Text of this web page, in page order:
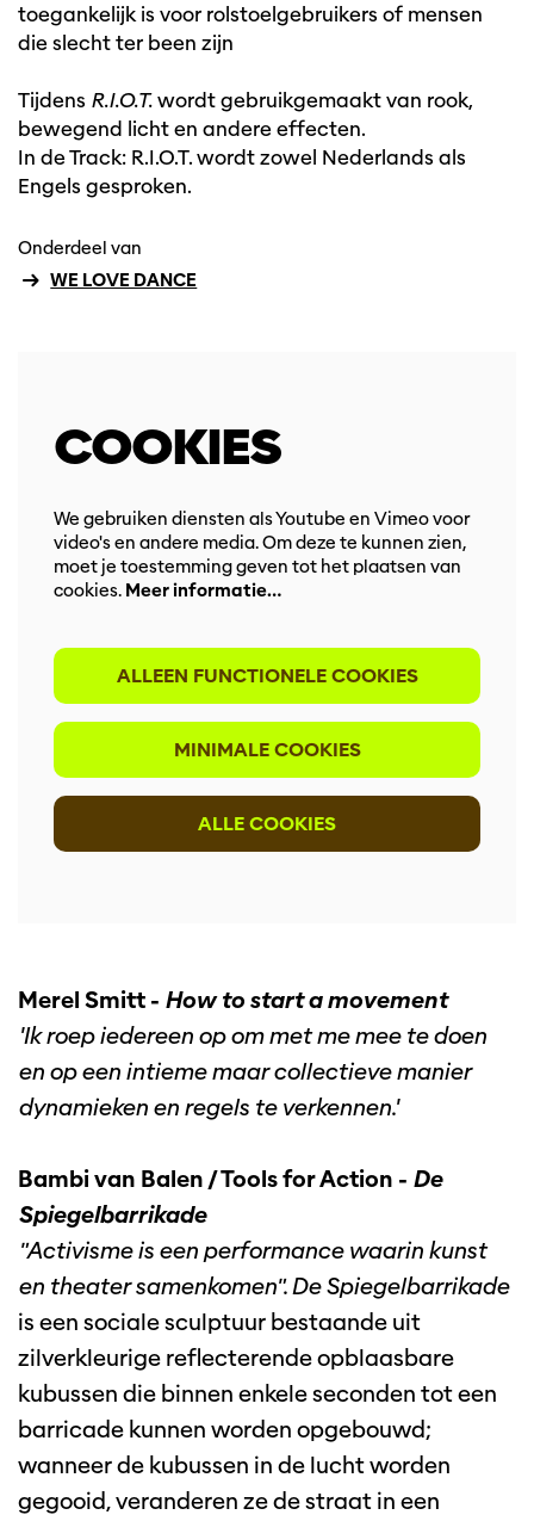
toegankelijk is voor rolstoelgebruikers of mensen
die slecht ter been zijn
Tijdens R.I.O.T.wordt gebruikgemaakt van rook,
bewegend licht en andere effecten.
In de Track: R.I.O.T. wordt zowel Nederlands als
Engels gesproken.
Onderdeel van
WE LOVE DANCE
COOKIES
We gebruiken diensten als Youtube en Vimeo voor
video's en andere media. Om deze te kunnen zien,
moet je toestemming geven tot het plaatsen van
cookies. Meer informatie…
ALLEEN FUNCTIONELE COOKIES
MINIMALE COOKIES
ALLE COOKIES
Merel Smitt - How to start a movement
'Ik roep iedereen op om met me mee te doen
en op een intieme maar collectieve manier
dynamieken en regels te verkennen.'
Bambi van Balen / Tools for Action - De
Spiegelbarrikade
"Activisme is een performance waarin kunst
en theater samenkomen". De Spiegelbarrikade
is een sociale sculptuur bestaande uit
zilverkleurige reflecterende opblaasbare
kubussen die binnen enkele seconden tot een
barricade kunnen worden opgebouwd;
wanneer de kubussen in de lucht worden
gegooid, veranderen ze de straat in een